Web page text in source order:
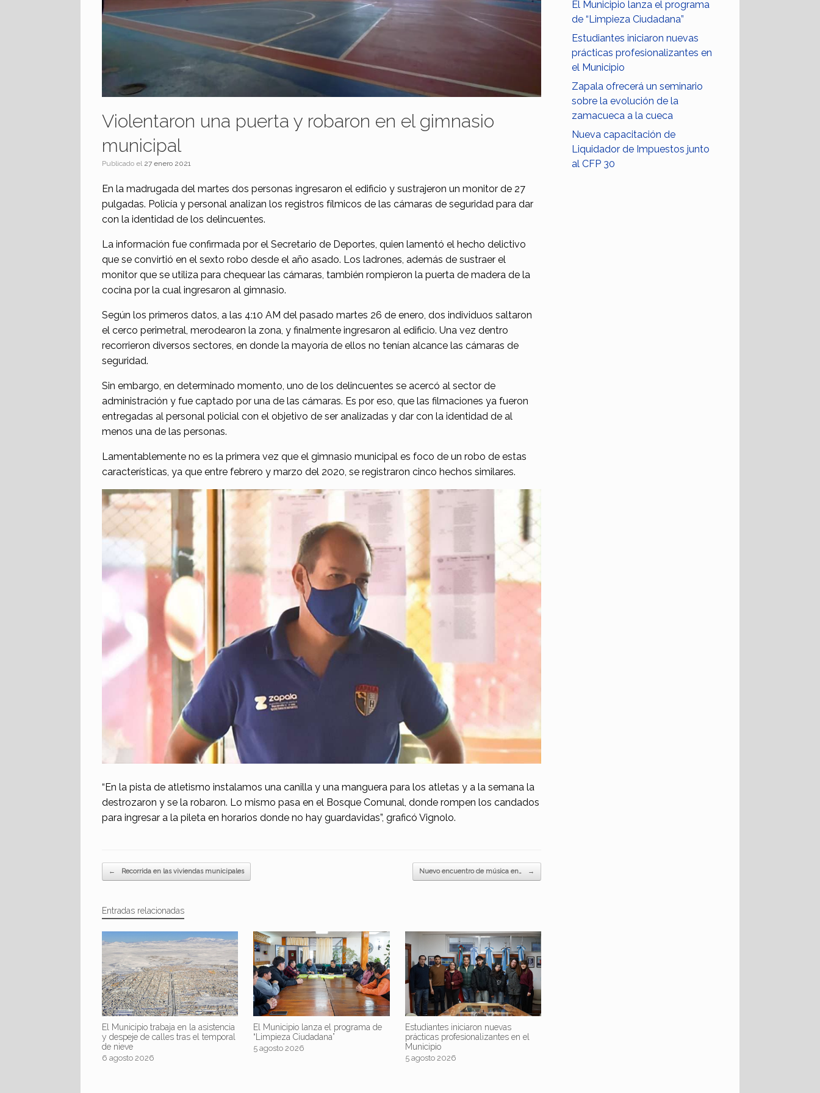
Violentaron una puerta y robaron en el gimnasio
municipal
Publicado el 27 enero 2021
En la madrugada del martes dos personas ingresaron el edificio y sustrajeron un monitor de 27
pulgadas. Policía y personal analizan los registros fílmicos de las cámaras de seguridad para dar
con la identidad de los delincuentes.
La información fue confirmada por el Secretario de Deportes, quien lamentó el hecho delictivo
que se convirtió en el sexto robo desde el año asado. Los ladrones, además de sustraer el
monitor que se utiliza para chequear las cámaras, también rompieron la puerta de madera de la
cocina por la cual ingresaron al gimnasio.
Según los primeros datos, a las 4:10 AM del pasado martes 26 de enero, dos individuos saltaron
el cerco perimetral, merodearon la zona, y finalmente ingresaron al edificio. Una vez dentro
recorrieron diversos sectores, en donde la mayoría de ellos no tenían alcance las cámaras de
seguridad.
Sin embargo, en determinado momento, uno de los delincuentes se acercó al sector de
administración y fue captado por una de las cámaras. Es por eso, que las filmaciones ya fueron
entregadas al personal policial con el objetivo de ser analizadas y dar con la identidad de al
menos una de las personas.
Lamentablemente no es la primera vez que el gimnasio municipal es foco de un robo de estas
características, ya que entre febrero y marzo del 2020, se registraron cinco hechos similares.
“En la pista de atletismo instalamos una canilla y una manguera para los atletas y a la semana la
destrozaron y se la robaron. Lo mismo pasa en el Bosque Comunal, donde rompen los candados
para ingresar a la pileta en horarios donde no hay guardavidas”, graficó Vignolo.
Navegador de artículos
← Recorrida en las viviendas municipales Nuevo encuentro de música en… →
Entradas relacionadas
El Municipio trabaja en la asistencia
y despeje de calles tras el temporal
de nieve
6 agosto 2026
El Municipio lanza el programa de
“Limpieza Ciudadana”
5 agosto 2026
Estudiantes iniciaron nuevas
prácticas profesionalizantes en el
Municipio
5 agosto 2026
El Municipio lanza el programa
de “Limpieza Ciudadana”
Estudiantes iniciaron nuevas
prácticas profesionalizantes en
el Municipio
Zapala ofrecerá un seminario
sobre la evolución de la
zamacueca a la cueca
Nueva capacitación de
Liquidador de Impuestos junto
al CFP 30